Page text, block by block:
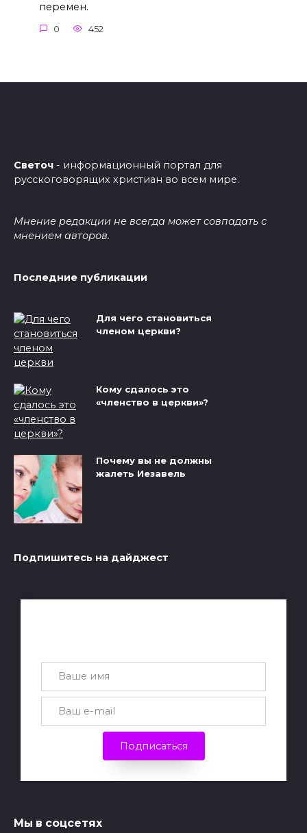
перемен.
0 452
Светоч - информационный портал для
русскоговорящих христиан во всем мире.
Мнение редакции не всегда может совпадать с
мнением авторов.
Последние публикации
Для чего становиться
членом церкви?
Кому сдалось это
«членство в церкви»?
Почему вы не должны
жалеть Иезавель
Подпишитесь на дайджест
Подписаться
Мы в соцсетях